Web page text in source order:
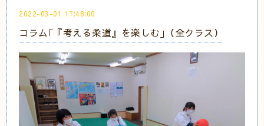
2022-03-01 17:48:00
コラム｢『考える柔道』を楽しむ｣（全クラス）